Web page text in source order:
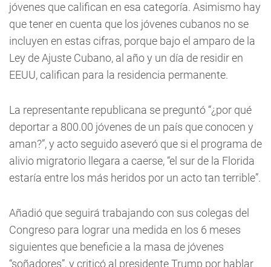
jóvenes que califican en esa categoría. Asimismo hay
que tener en cuenta que los jóvenes cubanos no se
incluyen en estas cifras, porque bajo el amparo de la
Ley de Ajuste Cubano, al año y un día de residir en
EEUU, califican para la residencia permanente.
La representante republicana se preguntó “¿por qué
deportar a 800.00 jóvenes de un país que conocen y
aman?”, y acto seguido aseveró que si el programa de
alivio migratorio llegara a caerse, “el sur de la Florida
estaría entre los más heridos por un acto tan terrible”.
Añadió que seguirá trabajando con sus colegas del
Congreso para lograr una medida en los 6 meses
siguientes que beneficie a la masa de jóvenes
“soñadores”, y criticó al presidente Trump por hablar